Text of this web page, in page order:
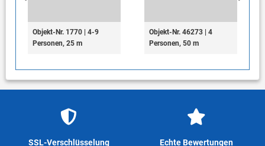
Objekt-Nr. 1770 | 4-9
Personen, 25 m
Objekt-Nr. 46273 | 4
Personen, 50 m
SSL-Verschlüsselung
Echte Bewertungen